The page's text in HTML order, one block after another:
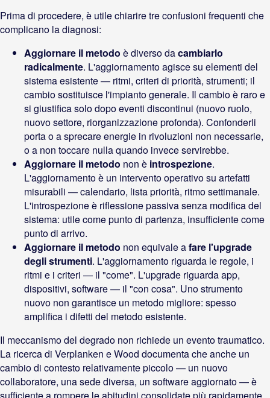
Prima di procedere, è utile chiarire tre confusioni frequenti che
complicano la diagnosi:
Aggiornare il metodo è diverso dacambiarlo
radicalmente. L'aggiornamento agisce su elementi del
sistema esistente — ritmi, criteri di priorità, strumenti; il
cambio sostituisce l'impianto generale. Il cambio è raro e
si giustifica solo dopo eventi discontinui (nuovo ruolo,
nuovo settore, riorganizzazione profonda). Confonderli
porta o a sprecare energie in rivoluzioni non necessarie,
o a non toccare nulla quando invece servirebbe.
Aggiornare il metodo non è introspezione.
L'aggiornamento è un intervento operativo su artefatti
misurabili — calendario, lista priorità, ritmo settimanale.
L'introspezione è riflessione passiva senza modifica del
sistema: utile come punto di partenza, insufficiente come
punto di arrivo.
Aggiornare il metodo non equivale afare l'upgrade
degli strumenti. L'aggiornamento riguarda le regole, i
ritmi e i criteri — il "come". L'upgrade riguarda app,
dispositivi, software — il "con cosa". Uno strumento
nuovo non garantisce un metodo migliore: spesso
amplifica i difetti del metodo esistente.
Il meccanismo del degrado non richiede un evento traumatico.
La ricerca di Verplanken e Wood documenta che anche un
cambio di contesto relativamente piccolo — un nuovo
collaboratore, una sede diversa, un software aggiornato — è